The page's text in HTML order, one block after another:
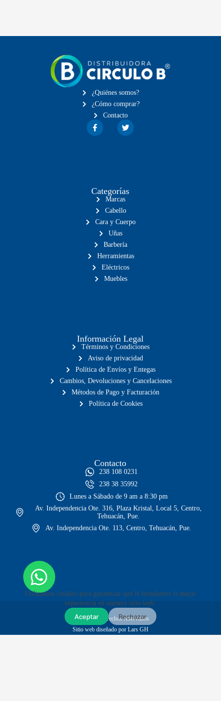
Utilizamos cookies para garantizar que le brindamos la mejor
experiencia en nuestro sitio web.
Aceptar Rechazar
¿Quiénes somos?
¿Cómo comprar?
Contacto
Categorías
Marcas
Cabello
Cara y Cuerpo
Uñas
Barbería
Herramientas
Eléctricos
Muebles
Información Legal
Términos y Condiciones
Aviso de privacidad
Política de Envíos y Entegas
Cambios, Devoluciones y Cancelaciones
Métodos de Pago y Facturación
Política de Cookies
Contacto
238 108 0231
238 38 35992
Lunes a Sábado de 9 am a 8:30 pm
Av. Independencia Ote. 316, Plaza Kristal, Local 5, Centro,
Tehuacán, Pue.
Av. Independencia Ote. 113, Centro, Tehuacán, Pue.
© Todos los derechos reservados
Sitio web diseñado por Lars GH